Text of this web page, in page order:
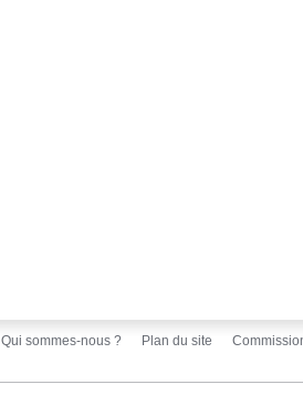
Qui sommes-nous ? Plan du site